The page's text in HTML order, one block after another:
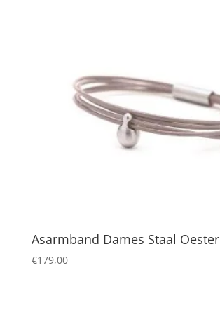
Asarmband Dames Staal Oester
€179,00